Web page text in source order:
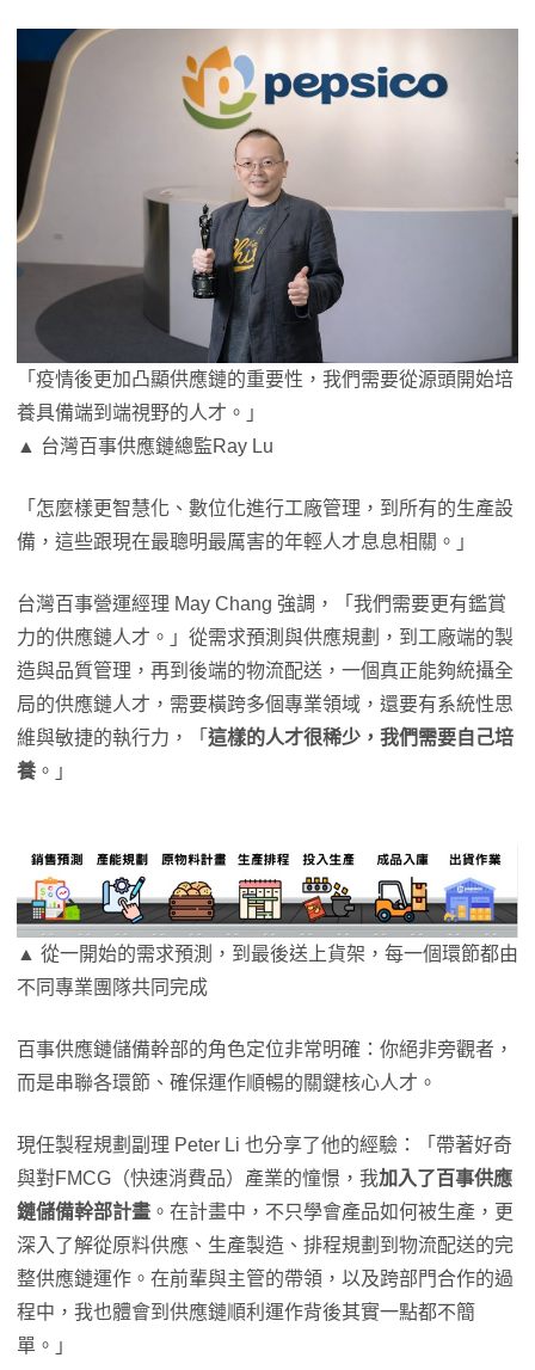
「疫情後更加凸顯供應鏈的重要性，我們需要從源頭開始培
養具備端到端視野的人才。」
▲ 台灣百事供應鏈總監Ray Lu
「怎麼樣更智慧化、數位化進行工廠管理，到所有的生產設
備，這些跟現在最聰明最厲害的年輕人才息息相關。」
台灣百事營運經理 May Chang 強調，「我們需要更有鑑賞
力的供應鏈人才。」從需求預測與供應規劃，到工廠端的製
造與品質管理，再到後端的物流配送，一個真正能夠統攝全
局的供應鏈人才，需要橫跨多個專業領域，還要有系統性思
維與敏捷的執行力，「 這樣的人才很稀少，我們需要自己培
養 。」
▲ 從一開始的需求預測，到最後送上貨架，每一個環節都由
不同專業團隊共同完成
百事供應鏈儲備幹部的角色定位非常明確：你絕非旁觀者，
而是串聯各環節、確保運作順暢的關鍵核心人才。
現任製程規劃副理 Peter Li 也分享了他的經驗：「帶著好奇
與對FMCG（快速消費品）產業的憧憬，我加入了百事供應
鏈儲備幹部計畫 。在計畫中，不只學會產品如何被生產，更
深入了解從原料供應、生產製造、排程規劃到物流配送的完
整供應鏈運作。在前輩與主管的帶領，以及跨部門合作的過
程中，我也體會到供應鏈順利運作背後其實一點都不簡
單。」